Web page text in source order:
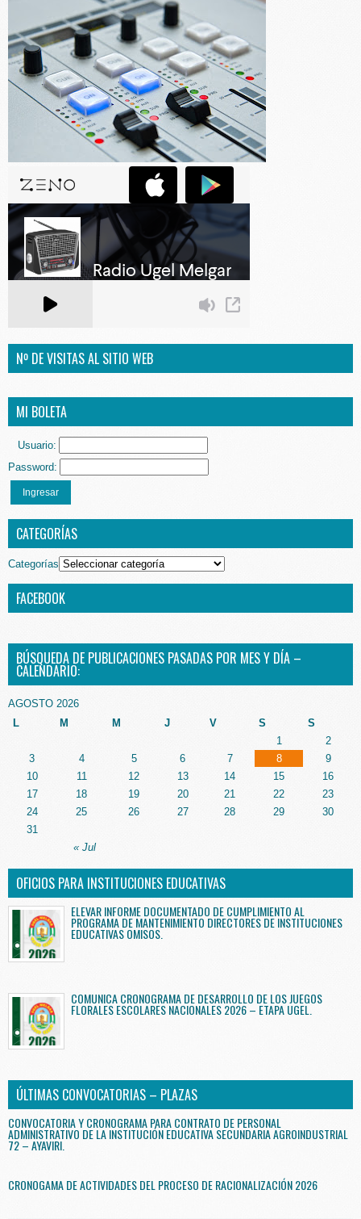
Nº DE VISITAS AL SITIO WEB
MI BOLETA
Usuario:
Password:
Ingresar
CATEGORÍAS
Categorías
FACEBOOK
BÚSQUEDA DE PUBLICACIONES PASADAS POR MES Y DÍA –
CALENDARIO:
AGOSTO 2026
L
M M J V S S
« Jul
1
2
3
4 5 6 7 8
9
10
11 12 13 14 15
16
17
18 19 20 21 22
23
24
25 26 27 28 29
30
31
OFICIOS PARA INSTITUCIONES EDUCATIVAS
ELEVAR INFORME DOCUMENTADO DE CUMPLIMIENTO AL
PROGRAMA DE MANTENIMIENTO DIRECTORES DE INSTITUCIONES
EDUCATIVAS OMISOS.
COMUNICA CRONOGRAMA DE DESARROLLO DE LOS JUEGOS
FLORALES ESCOLARES NACIONALES 2026 – ETAPA UGEL.
ÚLTIMAS CONVOCATORIAS – PLAZAS
CONVOCATORIA Y CRONOGRAMA PARA CONTRATO DE PERSONAL
ADMINISTRATIVO DE LA INSTITUCIÓN EDUCATIVA SECUNDARIA AGROINDUSTRIAL
72 – AYAVIRI.
CRONOGAMA DE ACTIVIDADES DEL PROCESO DE RACIONALIZACIÓN 2026